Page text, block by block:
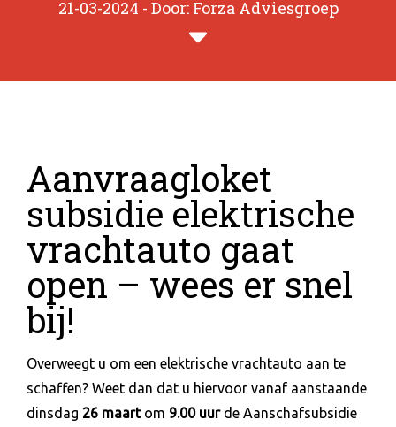
21-03-2024 - Door: Forza Adviesgroep
Aanvraagloket
subsidie elektrische
vrachtauto gaat
open – wees er snel
bij!
Overweegt u om een elektrische vrachtauto aan te
schaffen? Weet dan dat u hiervoor vanaf aanstaande
dinsdag 26 maartom 9.00 uurde Aanschafsubsidie